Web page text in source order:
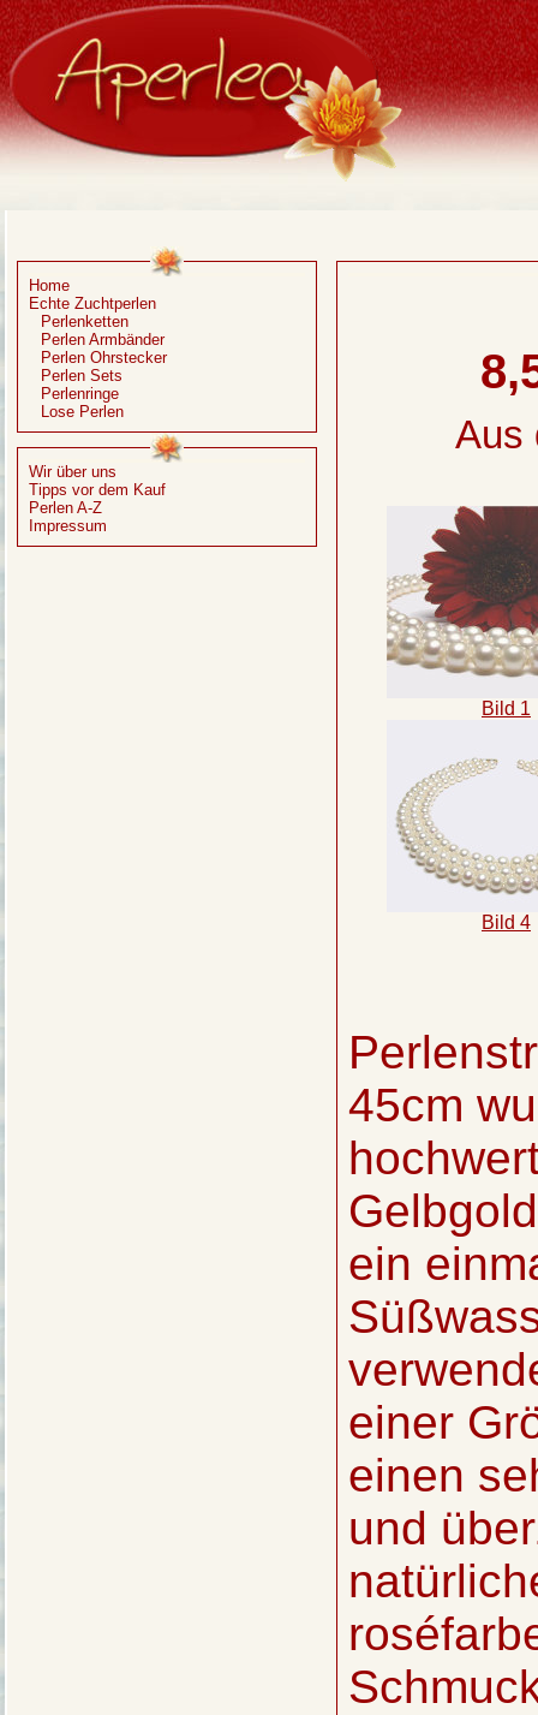
Home
Echte Zuchtperlen
Perlenketten
Perlen Armbänder
Perlen Ohrstecker
Perlen Sets
Perlenringe
Lose Perlen
Wir über uns
Tipps vor dem Kauf
Perlen A-Z
Impressum
Aus
Bild 1
Bild 4
45cm
ein
einer
einen
und